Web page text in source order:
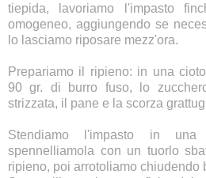
tiepida, lavoriamo l'impasto
omogeneo, aggiungendo se
lo lasciamo riposare mezz'ora.
Prepariamo il ripieno: in una
90 gr. di burro fuso, lo
strizzata, il pane e la scorza
Stendiamo l'impasto in
spennelliamola con un tuorlo
ripieno, poi arrotoliamo chiudendo